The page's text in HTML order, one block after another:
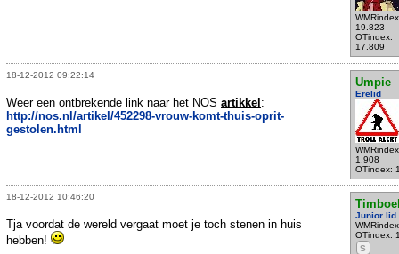
19.823
OTindex:
17.809
18-12-2012 09:22:14
Umpie
Erelid
1.908
OTindex:
Weer een ontbrekende link naar het NOS artikkel:
http://nos.nl/artikel/452298-vrouw-komt-thuis-oprit-
gestolen.html
18-12-2012 10:46:20
Junior lid
OTindex:
S
Tja voordat de wereld vergaat moet je toch stenen in huis
hebben!